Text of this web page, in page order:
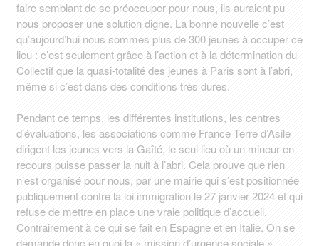
faire semblant de se préoccuper pour nous, ils auraient pu
nous proposer une solution digne. La bonne nouvelle c’est
qu’aujourd’hui nous sommes plus de 300 jeunes à occuper ce
lieu : c’est seulement grâce à l’action et à la détermination du
Collectif que la quasi-totalité des jeunes à Paris sont à l’abri,
même si c’est dans des conditions très dures.
Pendant ce temps, les différentes institutions, les centres
d’évaluations, les associations comme France Terre d’Asile
dirigent les jeunes vers la Gaîté, le seul lieu où un mineur en
recours puisse passer la nuit à l’abri. Cela prouve que rien
n’est organisé pour nous, par une mairie qui s’est positionnée
publiquement contre la loi immigration le 27 janvier 2024 et qui
refuse de mettre en place une vraie politique d’accueil.
Contrairement à ce qui se fait en Espagne et en Italie. On se
demande donc en quoi la « mission d’urgence sociale »